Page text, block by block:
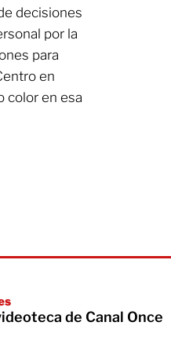
decisiones
por la
para
en
color en esa
de Canal Once